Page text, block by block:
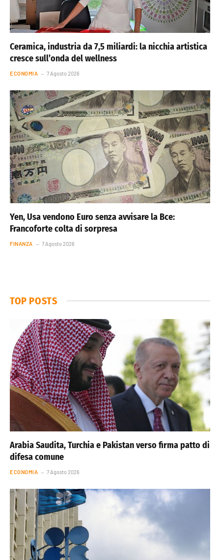
Ceramica, industria da 7,5 miliardi: la nicchia artistica
cresce sull’onda del wellness
ECONOMIA 7 Agosto 2026
Yen, Usa vendono Euro senza avvisare la Bce:
Francoforte colta di sorpresa
FINANZA 7 Agosto 2026
TOP POSTS
Arabia Saudita, Turchia e Pakistan verso firma patto di
difesa comune
ECONOMIA 7 Agosto 2026